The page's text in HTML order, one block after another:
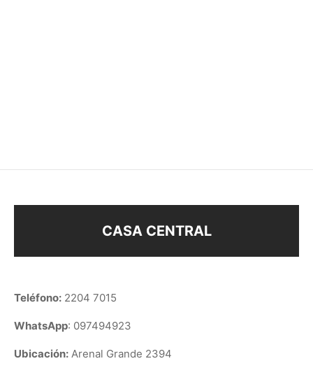
CASA CENTRAL
Teléfono: 2204 7015
WhatsApp: 097494923
Ubicación: Arenal Grande 2394